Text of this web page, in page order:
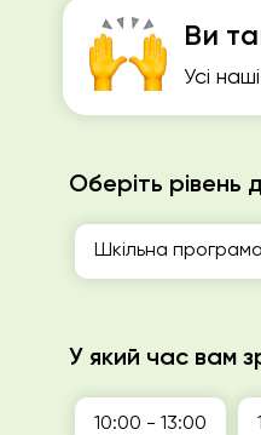
Ви
Усі
Оберіть рівень
Шкільна
У який час вам
10:00 - 13:00